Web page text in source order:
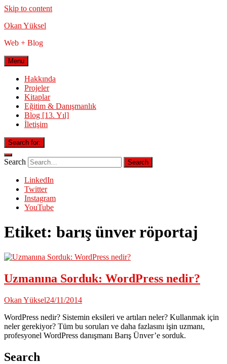
Skip to content
Okan Yüksel
Web + Blog
Menu
Hakkında
Projeler
Kitaplar
Eğitim & Danışmanlık
Blog [13. Yıl]
İletişim
Search for:
Search
LinkedIn
Twitter
Instagram
YouTube
Etiket: barış ünver röportaj
Uzmanına Sorduk: WordPress nedir?
Okan Yüksel24/11/2014
WordPress nedir? Sistemin eksileri ve artıları neler? Kullanmak için
neler gerekiyor? Tüm bu soruları ve daha fazlasını işin uzmanı,
profesyonel WordPress danışmanı Barış Ünver’e sorduk.
Search